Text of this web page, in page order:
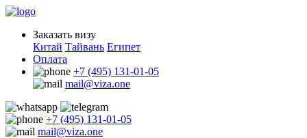
Заказать визу
Китай Тайвань Египет
Оплата
+7 (495) 131-01-05
mail@viza.one
+7 (495) 131-01-05
mail@viza.one